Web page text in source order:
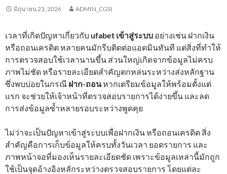
มิถุนายน 23, 2026 ADMIN_CGSI
เวลาที่เกิดปัญหาเกี่ยวกับ ufabet เข้าสู่ระบบ อย่างเช่น ฝากเงิน
หรือถอนเครดิต หลายคนมักรีบติดต่อแอดมินทันที แต่สิ่งที่ทำให้
การตรวจสอบใช้เวลานานขึ้น ส่วนใหญ่เกิดจากข้อมูลไม่ครบ
ภาพไม่ชัด หรือรายละเอียดสำคัญตกหล่นระหว่างส่งหลักฐาน
ซึ่งพบบ่อยในกรณี ฝาก-ถอนหากเตรียมข้อมูลให้พร้อมตั้งแต่
แรก จะช่วยให้เจ้าหน้าที่ตรวจสอบรายการได้ง่ายขึ้น และลด
การส่งข้อมูลซ้ำหลายรอบระหว่างพูดคุย
ไม่ว่าจะเป็นปัญหาเข้าสู่ระบบเพื่อฝากเงิน หรือถอนเครดิต สิ่ง
สำคัญคือการเก็บข้อมูลให้ครบทั้งวันเวลา ยอดรายการ และ
ภาพหน้าจอที่มองเห็นรายละเอียดชัด เพราะข้อมูลเหล่านี้มักถูก
ใช้เป็นจุดอ้างอิงหลักระหว่างตรวจสอบรายการ โดยแต่ละ